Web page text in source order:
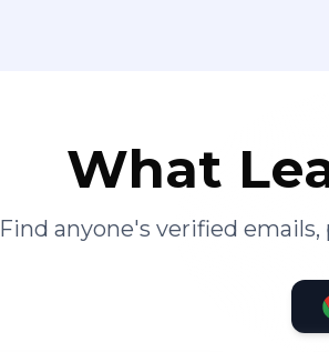
What
Find anyone's verified